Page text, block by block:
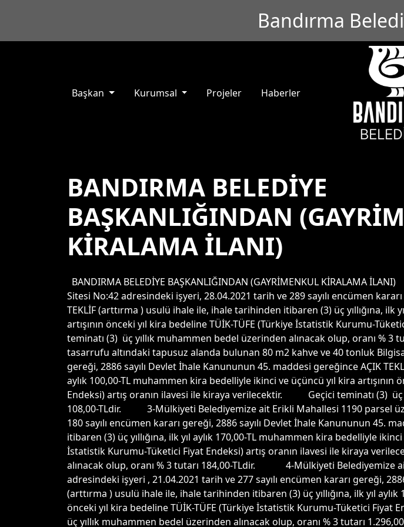
Bandırma
Başkan Kurumsal Projeler Haberler
BANDIRMA BELEDİYE
BAŞKANLIĞINDAN
KİRALAMA İLANI)
BANDIRMA BELEDİYE BAŞKANLIĞINDAN (GAYRİMENKUL
Sitesi No:42 adresindeki işyeri, 28.04.2021 tarih ve 289 sayılı encümen
TEKLİF (arttırma ) usulü ihale ile, ihale tarihinden itibaren (3) üç yıllığına,
artışının önceki yıl kira bedeline TÜİK-TÜFE (Türkiye İstatistik Kurumu-
teminatı (3) üç yıllık muhammen bedel üzerinden alınacak olup, oranı
tasarrufu altındaki tapusuz alanda bulunan 80 m2 kahve ve 40 tonluk
gereği, 2886 sayılı Devlet İhale Kanununun 45. maddesi gereğince AÇIK
aylık 100,00-TL muhammen kira bedelliyle ikinci ve üçüncü yıl kira
Endeksi) artış oranın ilavesi ile kiraya verilecektir. Geçici teminatı (3) üç
108,00-TLdir. 3-Mülkiyeti Belediyemize ait Erikli Mahallesi 1190 parsel
180 sayılı encümen kararı gereği, 2886 sayılı Devlet İhale Kanununun 45.
itibaren (3) üç yıllığına, ilk yıl aylık 170,00-TL muhammen kira bedelliyle
İstatistik Kurumu-Tüketici Fiyat Endeksi) artış oranın ilavesi ile kiraya
alınacak olup, oranı % 3 tutarı 184,00-TLdir. 4-Mülkiyeti Belediyemize ait
adresindeki işyeri , 21.04.2021 tarih ve 277 sayılı encümen kararı gereği,
(arttırma ) usulü ihale ile, ihale tarihinden itibaren (3) üç yıllığına, ilk yıl
önceki yıl kira bedeline TÜİK-TÜFE (Türkiye İstatistik Kurumu-Tüketici
üç yıllık muhammen bedel üzerinden alınacak olup, oranı % 3 tutarı